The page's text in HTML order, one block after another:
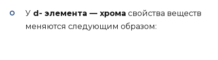
У d- элемента — хрома свойства веществ
меняются следующим образом: